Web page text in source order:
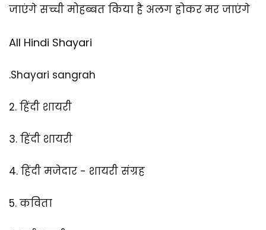
जाएंगे सच्ची मोहब्बत किया है अलग होकर मर जाएंगे
All Hindi Shayari
.Shayari sangrah
2. हिंदी शायरी
3. हिंदी शायरी
4. हिंदी मजेदार - शायरी संग्रह
5. कविता